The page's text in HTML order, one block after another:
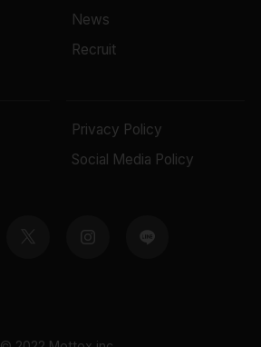
News
Recruit
Privacy Policy
Social Media Policy